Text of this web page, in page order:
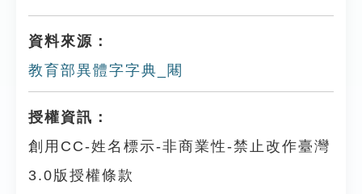
資料來源：
教育部異體字字典_闀
授權資訊：
創用CC-姓名標示-非商業性-禁止改作臺灣
3.0版授權條款